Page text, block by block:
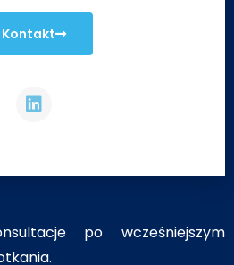
Kontakt
po wcześniejszym